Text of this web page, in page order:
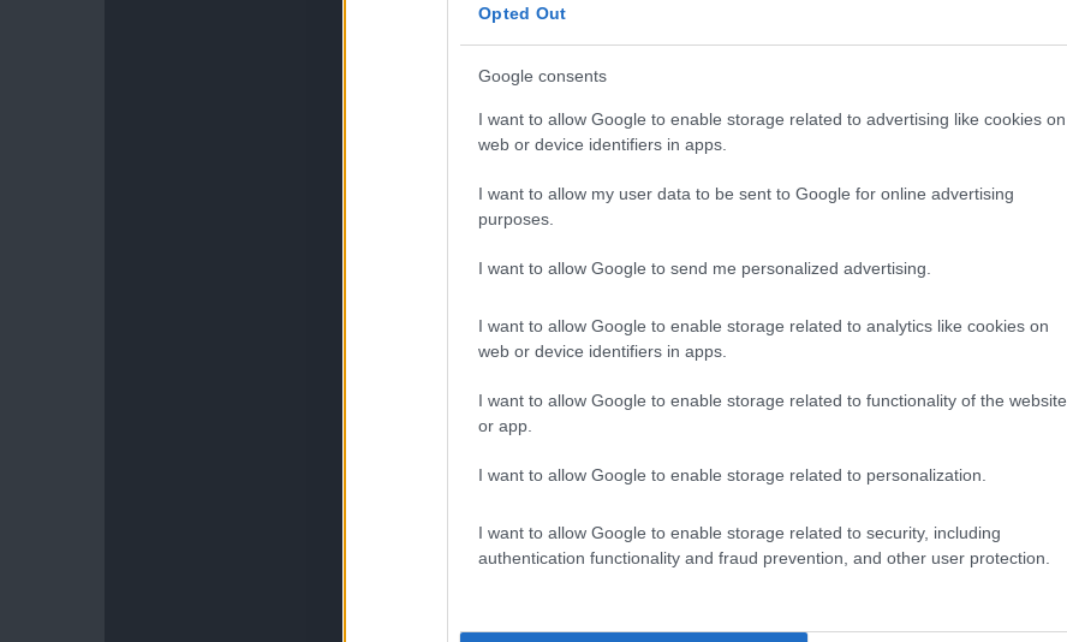
Opted Out
Google consents
I want to allow Google to enable storage related to advertising like cookies on
web or device identifiers in apps.
I want to allow my user data to be sent to Google for online advertising
purposes.
I want to allow Google to send me personalized advertising.
I want to allow Google to enable storage related to analytics like cookies on
web or device identifiers in apps.
I want to allow Google to enable storage related to functionality of the website
or app.
I want to allow Google to enable storage related to personalization.
I want to allow Google to enable storage related to security, including
authentication functionality and fraud prevention, and other user protection.